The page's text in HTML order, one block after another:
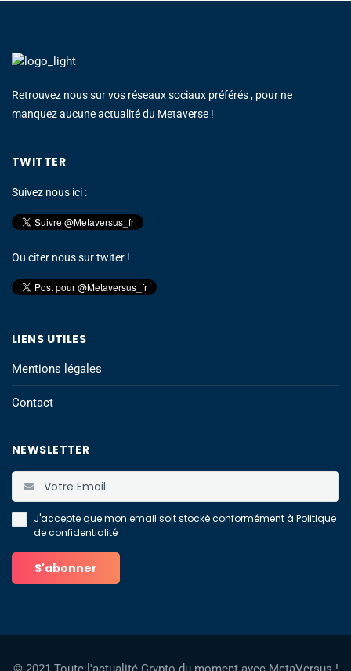
Retrouvez nous sur vos réseaux sociaux préférés , pour ne
manquez aucune actualité du Metaverse !
TWITTER
Suivez nous ici :
Ou citer nous sur twiter !
LIENS UTILES
Mentions légales
Contact
NEWSLETTER
J'accepte que mon email soit stocké conformément à Politique
de confidentialité